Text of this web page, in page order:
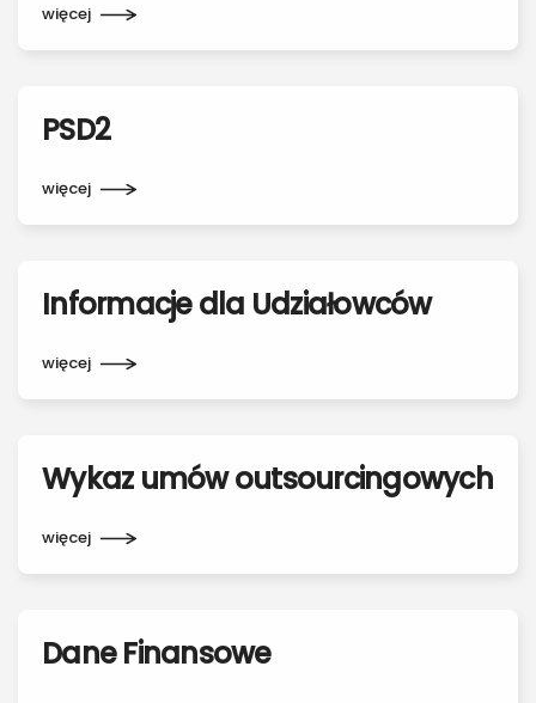
więcej
PSD2
więcej
Informacje dla Udziałowców
więcej
Wykaz umów outsourcingowych
więcej
Dane Finansowe